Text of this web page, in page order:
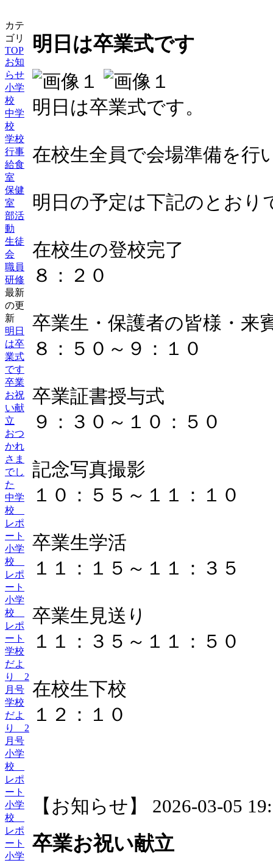
カテ
ゴリ
TOP
お知
らせ
小学
校
中学
校
学校
行事
給食
室
保健
室
部活
動
生徒
会
職員
研修
最新
の更
新
明日
は卒
業式
です
卒業
お祝
い献
立
おつ
かれ
さま
でし
た
中学
校
レポ
ート
小学
校
レポ
ート
小学
校
レポ
ート
学校
だよ
り 2
月号
学校
だよ
り 2
月号
小学
校
レポ
ート
小学
校
レポ
ート
小学
明日は卒業式です
明日は卒業式です。
在校生全員で会場準備を行
明日の予定は下記のとおり
在校生の登校完了
８：２０
卒業生・保護者の皆様・来
８：５０～９：１０
卒業証書授与式
９：３０～１０：５０
記念写真撮影
１０：５５～１１：１０
卒業生学活
１１：１５～１１：３５
卒業生見送り
１１：３５～１１：５０
在校生下校
１２：１０
【お知らせ】 2026-03-05
卒業お祝い献立